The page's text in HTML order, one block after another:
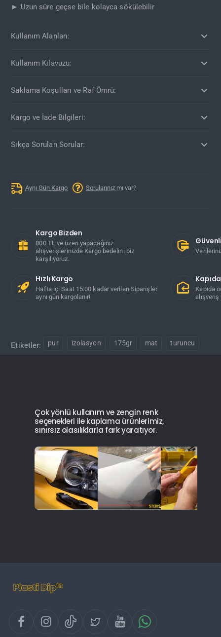
► Uzun süre geçse bile kolayca sökülebilir
Kullanım Alanları:
Kullanım Kılavuzu:
Saklama Koşulları ve Raf Ömrü:
Kargo ve İade Bilgileri:
Sıkça Sorulan Sorular:
Aynı Gün Kargo Sorularınız mı var?
Kargo Bizden
800 TL ve üzeri yapacağınız
alışverişlerinizde Kargo bedelini biz
karşılıyoruz.
Hızlı Kargo
Hafta içi Saat 15:00 kadar verilen Siparişler
aynı gün kargolanır!
Kapıda
Etiketler: pur izolasyon 175gr mat turuncu
Çok yönlü kullanım ve zengin renk
seçenekleri ile kaplama ürünlerimiz,
sınırsız olasılıklarla fark yaratıyor.